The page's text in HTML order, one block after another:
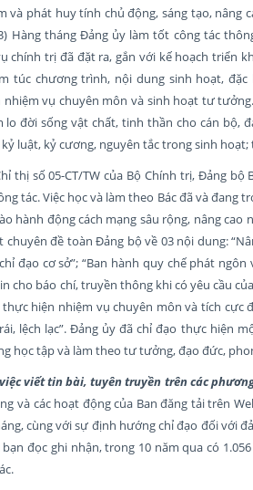
và phát huy tính chủ động, sáng tạo,
Hàng tháng Đảng ủy làm tốt công tác
chính trị đã đặt ra, gắn với kế hoạch triển
túc chương trình, nội dung sinh hoạt,
nhiệm vụ chuyên môn và sinh hoạt tư
lo đời sống vật chất, tinh thần cho cán bộ,
luật, kỷ cương, nguyên tắc trong sinh
thị số 05-CT/TW của Bộ Chính trị, Đảng
tác. Việc học và làm theo Bác đã và
hành động cách mạng sâu rộng, nâng
chuyên đề toàn Đảng bộ về 03 nội dung:
đạo cơ sở”; “Ban hành quy chế phát
cho báo chí, truyền thông khi có yêu cầu
hiện nhiệm vụ chuyên môn và tích cực
lệch lạc”. Đảng ủy đã chỉ đạo thực hiện
học tập và làm theo tư tưởng, đạo đức,
viết tin bài, tuyên truyền trên các
và các hoạt động của Ban đăng tải trên
cùng với sự định hướng chỉ đạo đối với
đọc ghi nhận, trong 10 năm qua có